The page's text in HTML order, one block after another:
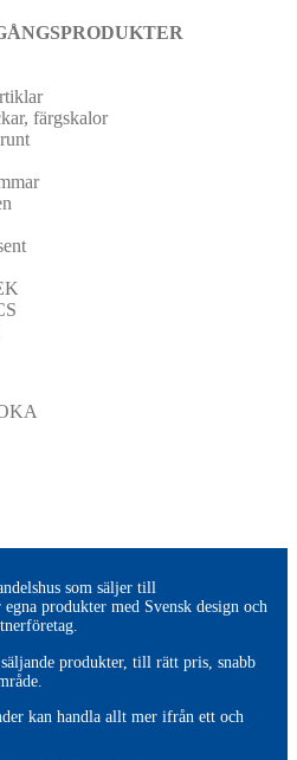
färgskalor
som säljer till
produkter med Svensk design och
produkter, till rätt pris, snabb
kan handla allt mer ifrån ett och